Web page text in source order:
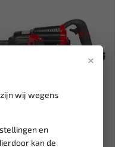
×
wij wegens
en
kan de
Tijdelijk
3000 Nm RC765B